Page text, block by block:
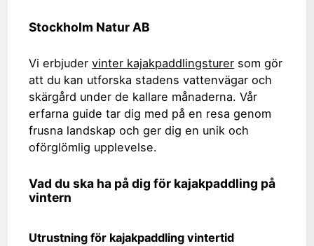
Stockholm Natur AB
Vi erbjudervinter kajakpaddlingsturer som gör
att du kan utforska stadens vattenvägar och
skärgård under de kallare månaderna. Vår
erfarna guide tar dig med på en resa genom
frusna landskap och ger dig en unik och
oförglömlig upplevelse.
Vad du ska ha på dig för kajakpaddling på
vintern
Utrustning för kajakpaddling vintertid